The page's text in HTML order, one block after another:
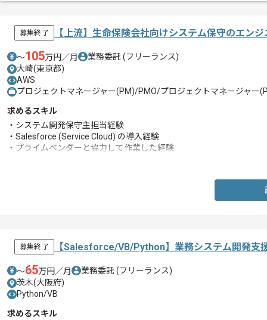
募集終了 【上流】⽣命保険会社向けシステム保守のエン
〜105万円／月 業務委託 (フリーランス)
大崎(東京都)
AWS
プロジェクトマネージャー(PM)/PMO/プロジェクトマネージャー
求めるスキル
・システム開発保守主担当経験
・Salesforce (Service Cloud) の導⼊経験
・プライムベンダーと協⼒して作業した経験
募集終了 【Salesforce/VB/Python】業務システム開発支
〜65万円／月 業務委託 (フリーランス)
茨木(大阪府)
Python/VB
求めるスキル